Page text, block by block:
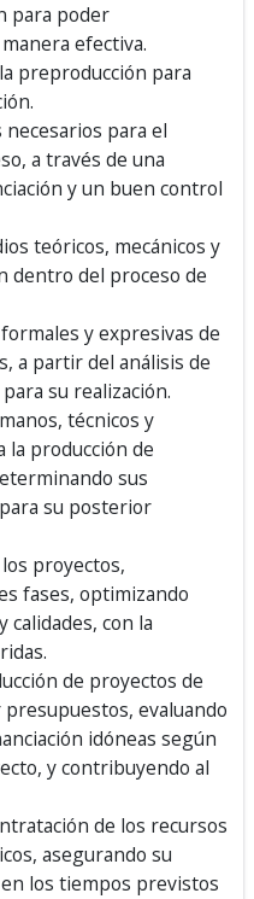
para poder
efectiva.
preproducción para
para el
a través de una
y un buen control
teóricos, mecánicos y
dentro del proceso de
y expresivas de
a partir del análisis de
su realización.
técnicos y
la producción de
sus
su posterior
proyectos,
fases, optimizando
calidades, con la
de proyectos de
evaluando
idóneas según
y contribuyendo al
de los recursos
asegurando su
los tiempos previstos